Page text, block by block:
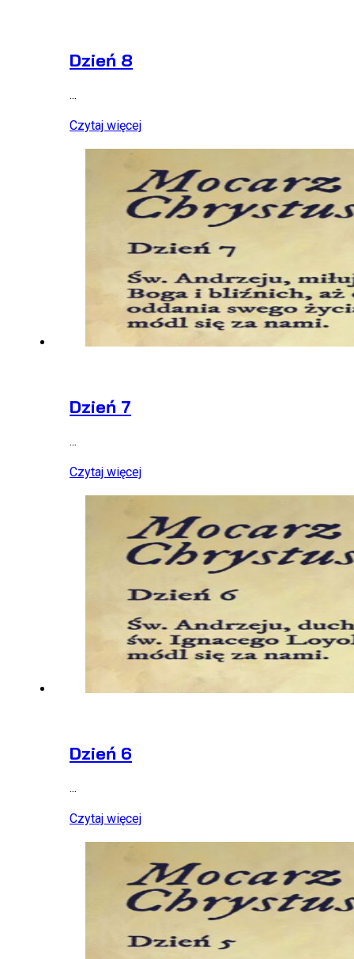
Dzień 8
...
Czytaj więcej
Dzień 7
...
Czytaj więcej
Dzień 6
...
Czytaj więcej